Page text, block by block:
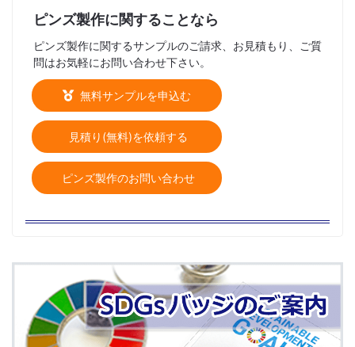
ピンズ製作に関することなら
ピンズ製作に関するサンプルのご請求、お見積もり、ご質
問はお気軽にお問い合わせ下さい。
無料サンプルを申込む
見積り(無料)を依頼する
ピンズ製作のお問い合わせ